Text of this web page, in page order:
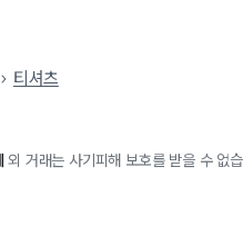
티셔츠
외 거래는 사기피해 보호를 받을 수 없